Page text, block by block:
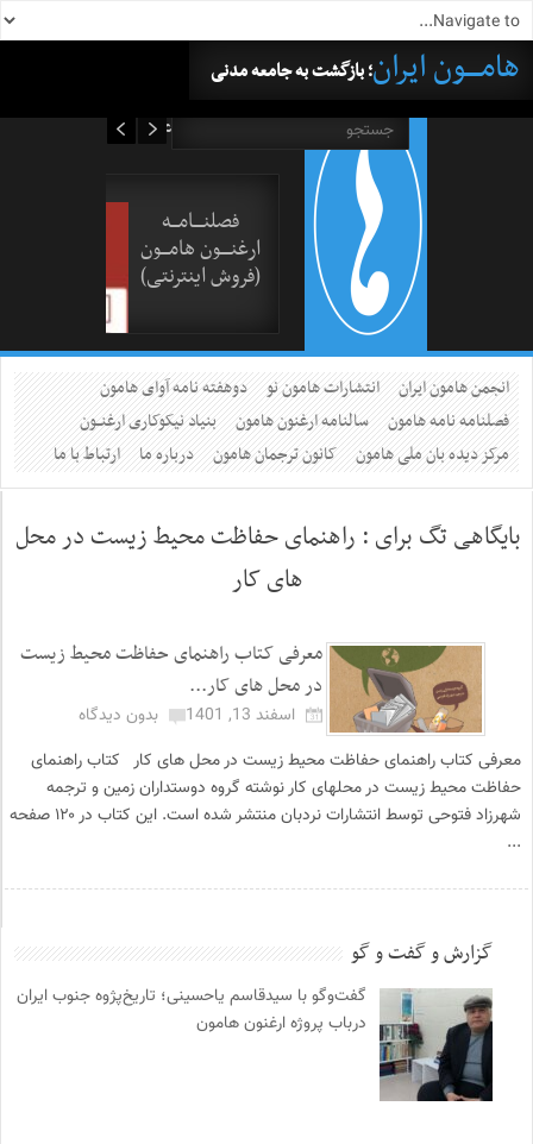
هامــــون ایران؛ بازگشت به جامعه مدنی
فصلنــــامـــه
ارغنــــون هامـــون
(فروش اینترنتی)
انجمن هامون ایران انتشارات هامون نو
دوهفته نامه آوای هامون
فصلنامه نامه هامون
سالنامه ارغنون هامون
بنیاد نیکوکاری ارغنــون
مرکز دیده بان ملی هامون
کانون ترجمان هامون درباره ما ارتباط با ما
بایگاهی تگ برای : راهنمای حفاظت محیط زیست در محل
های کار
معرفی کتاب راهنمای حفاظت محیط زیست
در محل های کار...
اسفند 13, 1401
بدون دیدگاه
معرفی کتاب راهنمای حفاظت محیط زیست در محل های کار کتاب راهنمای
حفاظت محیط زیست در محلهای کار نوشته گروه دوستداران زمین و ترجمه
شهرزاد فتوحی توسط انتشارات نردبان منتشر شده است. این کتاب در ۱۲۰ صفحه
...
گزارش و گفت و گو
گفت‌وگو با سیدقاسم یاحسینی؛ تاریخ‌پژوه جنوب ایران
درباب پروژه ارغنون هامون